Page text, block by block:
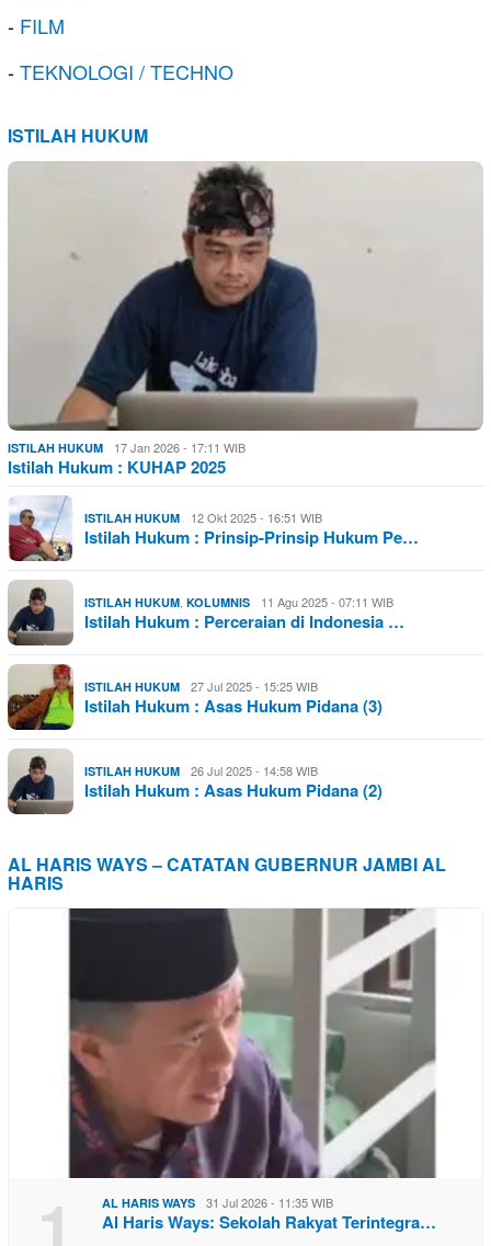
- FILM
-TEKNOLOGI / TECHNO
ISTILAH HUKUM
ISTILAH HUKUM 17 Jan 2026 - 17:11 WIB
Istilah Hukum : KUHAP 2025
ISTILAH HUKUM 12 Okt 2025 - 16:51 WIB
Istilah Hukum : Prinsip-Prinsip Hukum Pe…
ISTILAH HUKUM KOLUMNIS 11 Agu 2025 - 07:11 WIB
Istilah Hukum : Perceraian di Indonesia …
ISTILAH HUKUM 27 Jul 2025 - 15:25 WIB
Istilah Hukum : Asas Hukum Pidana (3)
ISTILAH HUKUM 26 Jul 2025 - 14:58 WIB
Istilah Hukum : Asas Hukum Pidana (2)
AL HARIS WAYS – CATATAN GUBERNUR JAMBI AL
HARIS
1 AL HARIS WAYS 31 Jul 2026 - 11:35 WIB
Al Haris Ways: Sekolah Rakyat Terintegra…